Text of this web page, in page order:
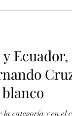
Ecuador,
categoría y en el